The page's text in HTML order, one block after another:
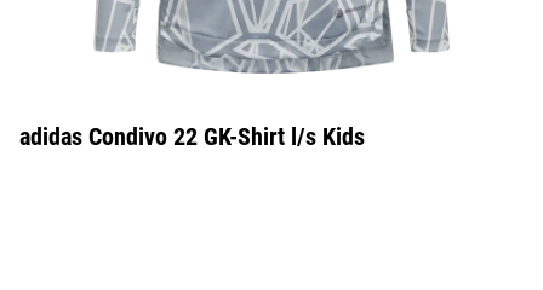
adidas Condivo 22 GK-Shirt l/s Kids